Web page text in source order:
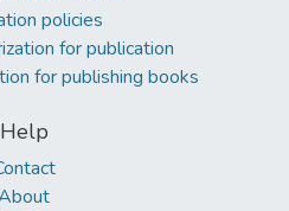
policies
for publication
for publishing books
Help